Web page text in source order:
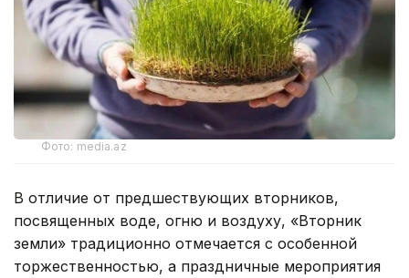
Фото: media.az
В отличие от предшествующих вторников,
посвященных воде, огню и воздуху, «Вторник
земли» традиционно отмечается с особенной
торжественностью, а праздничные мероприятия